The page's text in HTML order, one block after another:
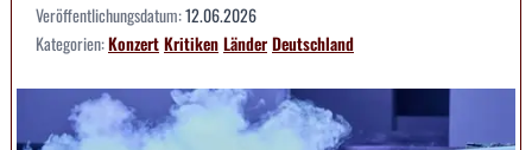
Veröffentlichungsdatum:12.06.2026
Kategorien:KonzertKritikenLänderDeutschland